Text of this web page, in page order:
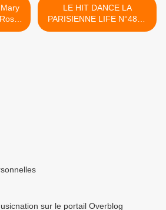
sur
LE HIT DANCE LA
PARISIENNE LIFE N°486 -
04 JUILLET 2025 >
sur le portail Overblog